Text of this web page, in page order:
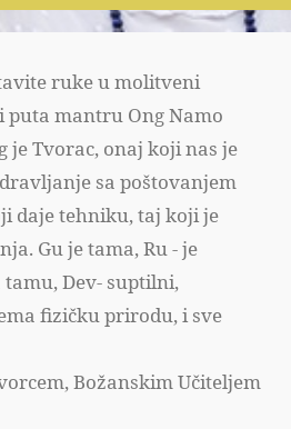
ruke u molitveni
mantru Ong Namo
je Tvorac, onaj koji nas je
sa poštovanjem
daje tehniku, taj koji je
Gu je tama, Ru - je
Dev- suptilni,
fizičku prirodu, i sve
Božanskim Učiteljem